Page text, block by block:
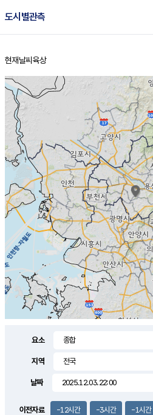
도시별관측
홈
현재날씨 육상
요소
지역
날짜
이전자료 -12시간 -3시간 -1시간